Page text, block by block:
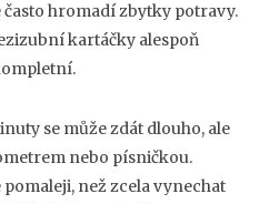
hromadí zbytky potravy.
kartáčky alespoň
se může zdát dlouho, ale
nebo písničkou.
pomaleji, než zcela vynechat